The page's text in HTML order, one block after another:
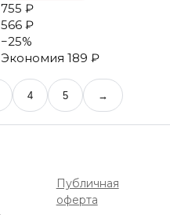
755 ₽
566 ₽
−25%
Экономия 189 ₽
4 5 →
Публичная
оферта